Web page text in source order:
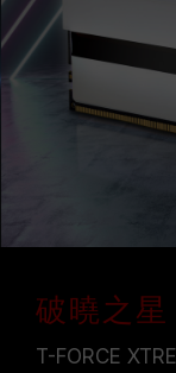
十銓科技的
證，若有處
或主機板相
破曉之星
T-FORCE